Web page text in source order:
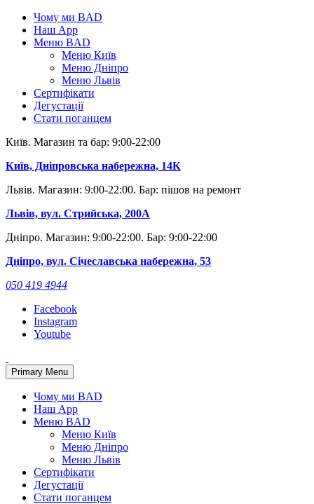
Skip
content
Чому ми BAD
Наш App
Меню BAD
Меню Київ
Меню Дніпро
Меню Львів
Сертифікати
Дегустації
Стати поганцем
Київ. Магазин та бар: 9:00-22:00
Київ, Дніпровська набережна, 14К
Львів. Магазин: 9:00-22:00. Бар: пішов на ремонт
Львів, вул. Стрийська, 200А
Дніпро. Магазин: 9:00-22:00. Бар: 9:00-22:00
Дніпро, вул. Січеславська набережна, 53
050 419 4944
Facebook
Instagram
Youtube
Primary Menu
Чому ми BAD
Наш App
Меню BAD
Меню Київ
Меню Дніпро
Меню Львів
Сертифікати
Дегустації
Стати поганцем